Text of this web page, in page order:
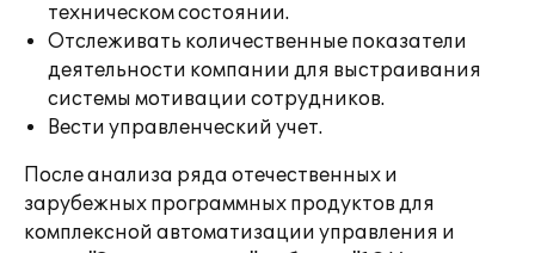
техническом состоянии.
Отслеживать количественные показатели
деятельности компании для выстраивания
системы мотивации сотрудников.
Вести управленческий учет.
После анализа ряда отечественных и
зарубежных программных продуктов для
комплексной автоматизации управления и